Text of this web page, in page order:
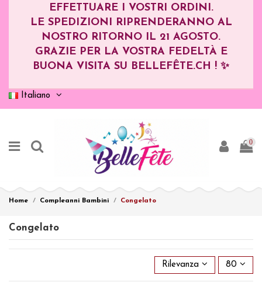
EFFETTUARE I VOSTRI ORDINI.
LE SPEDIZIONI RIPRENDERANNO AL
NOSTRO RITORNO IL 21 AGOSTO.
GRAZIE PER LA VOSTRA FEDELTÀ E
BUONA VISITA SU BELLEFÊTE.CH ! ✨
Italiano
0
Home Compleanni Bambini Congelato
Congelato
Rilevanza 80